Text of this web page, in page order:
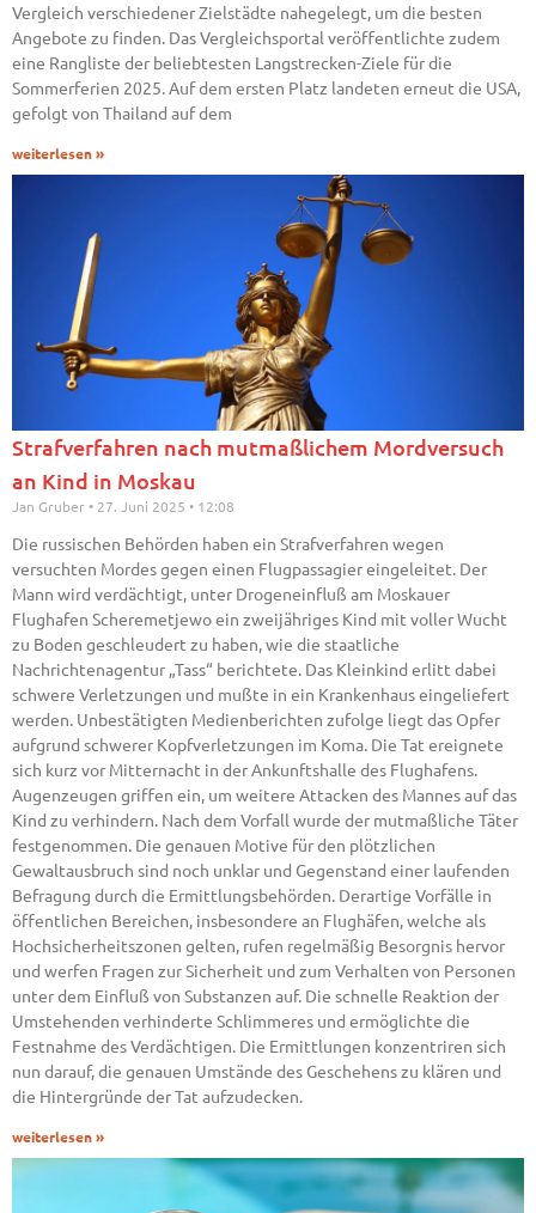
Vergleich verschiedener Zielstädte nahegelegt, um die besten
Angebote zu finden. Das Vergleichsportal veröffentlichte zudem
eine Rangliste der beliebtesten Langstrecken-Ziele für die
Sommerferien 2025. Auf dem ersten Platz landeten erneut die USA,
gefolgt von Thailand auf dem
weiterlesen »
Strafverfahren nach mutmaßlichem Mordversuch
an Kind in Moskau
Jan Gruber 27. Juni 2025 12:08
Die russischen Behörden haben ein Strafverfahren wegen
versuchten Mordes gegen einen Flugpassagier eingeleitet. Der
Mann wird verdächtigt, unter Drogeneinfluß am Moskauer
Flughafen Scheremetjewo ein zweijähriges Kind mit voller Wucht
zu Boden geschleudert zu haben, wie die staatliche
Nachrichtenagentur „Tass“ berichtete. Das Kleinkind erlitt dabei
schwere Verletzungen und mußte in ein Krankenhaus eingeliefert
werden. Unbestätigten Medienberichten zufolge liegt das Opfer
aufgrund schwerer Kopfverletzungen im Koma. Die Tat ereignete
sich kurz vor Mitternacht in der Ankunftshalle des Flughafens.
Augenzeugen griffen ein, um weitere Attacken des Mannes auf das
Kind zu verhindern. Nach dem Vorfall wurde der mutmaßliche Täter
festgenommen. Die genauen Motive für den plötzlichen
Gewaltausbruch sind noch unklar und Gegenstand einer laufenden
Befragung durch die Ermittlungsbehörden. Derartige Vorfälle in
öffentlichen Bereichen, insbesondere an Flughäfen, welche als
Hochsicherheitszonen gelten, rufen regelmäßig Besorgnis hervor
und werfen Fragen zur Sicherheit und zum Verhalten von Personen
unter dem Einfluß von Substanzen auf. Die schnelle Reaktion der
Umstehenden verhinderte Schlimmeres und ermöglichte die
Festnahme des Verdächtigen. Die Ermittlungen konzentriren sich
nun darauf, die genauen Umstände des Geschehens zu klären und
die Hintergründe der Tat aufzudecken.
weiterlesen »